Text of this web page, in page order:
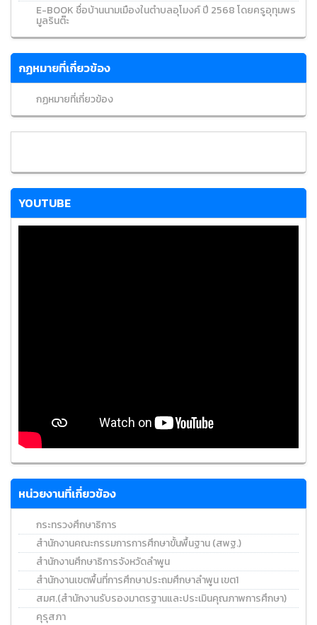
E-BOOK ชื่อบ้านนามเมืองในตำบลอุโมงค์ ปี 2568 โดยครูอุทุมพร
มูลรินต๊ะ
กฏหมายที่เกี่ยวข้อง
กฏหมายที่เกี่ยวข้อง
YOUTUBE
หน่วยงานที่เกี่ยวข้อง
กระทรวงศึกษาธิการ
สำนักงานคณะกรรมการการศึกษาขั้นพื้นฐาน (สพฐ.)
สำนักงานศึกษาธิการจังหวัดลำพูน
สำนักงานเขตพื้นที่การศึกษาประถมศึกษาลำพูน เขต1
สมศ.(สำนักงานรับรองมาตรฐานและประเมินคุณภาพการศึกษา)
คุรุสภา